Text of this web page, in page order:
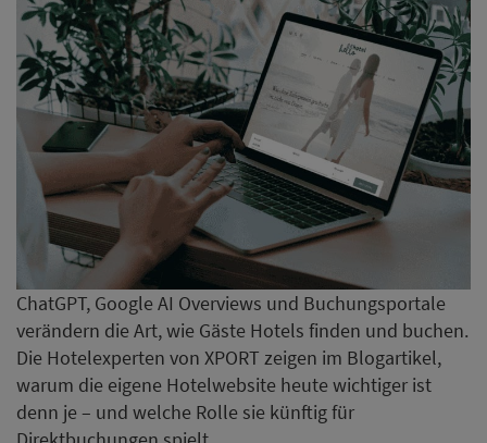
ChatGPT, Google AI Overviews und Buchungsportale
verändern die Art, wie Gäste Hotels finden und buchen.
Die Hotelexperten von XPORT zeigen im Blogartikel,
warum die eigene Hotelwebsite heute wichtiger ist
denn je – und welche Rolle sie künftig für